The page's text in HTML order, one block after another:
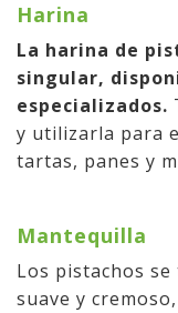
Harina
La harina de
singular,
especializados.
y utilizarla para
tartas, panes y
Mantequilla
Los pistachos
suave y